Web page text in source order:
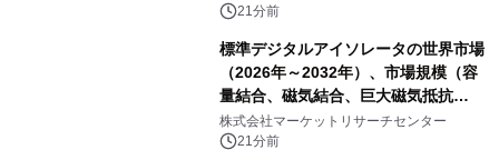
21分前
標準デジタルアイソレータの世界市場
（2026年～2032年）、市場規模（容
量結合、磁気結合、巨大磁気抵抗
（GMR））・分析レポートを発表
株式会社マーケットリサーチセンター
21分前